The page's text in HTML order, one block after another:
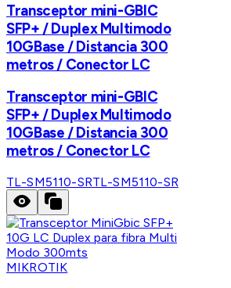
Transceptor mini-GBIC
SFP+ / Duplex Multimodo
10GBase / Distancia 300
metros / Conector LC
Transceptor mini-GBIC
SFP+ / Duplex Multimodo
10GBase / Distancia 300
metros / Conector LC
TL-SM5110-SRTL-SM5110-SR
MIKROTIK